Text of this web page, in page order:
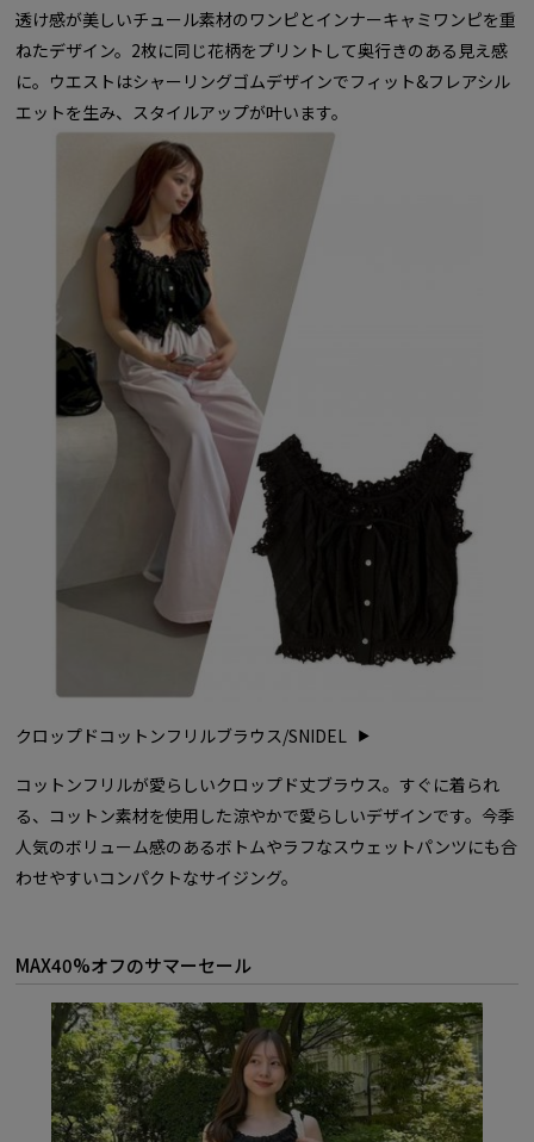
透け感が美しいチュール素材のワンピとインナーキャミワンピを重
ねたデザイン。2枚に同じ花柄をプリントして奥行きのある見え感
に。ウエストはシャーリングゴムデザインでフィット&フレアシル
エットを生み、スタイルアップが叶います。
クロップドコットンフリルブラウス/SNIDEL
コットンフリルが愛らしいクロップド丈ブラウス。すぐに着られ
る、コットン素材を使用した涼やかで愛らしいデザインです。今季
人気のボリューム感のあるボトムやラフなスウェットパンツにも合
わせやすいコンパクトなサイジング。
MAX40%オフのサマーセール